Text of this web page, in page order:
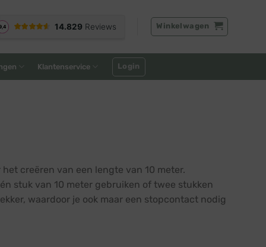
Winkelwagen
Klantenservice Login
creëren van een lengte van 10 meter.
stuk van 10 meter gebruiken of twee stukken
waardoor je ook maar een stopcontact nodig